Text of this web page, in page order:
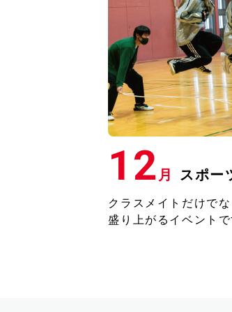
12 月 スポー
クラスメイトだけで
盛り上がるイベントで